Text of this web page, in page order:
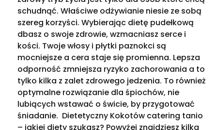
schudnąć. Właściwe odżywianie niesie ze sobą
szereg korzyści. Wybierając dietę pudełkową
dbasz o swoje zdrowie, wzmacniasz serce i
kości. Twoje włosy i płytki paznokci są
mocniejsze a cera staje się promienna. Lepsza
odporność zmniejsza ryzyko zachorowania a to
tylko kilka z zalet zdrowego jedzenia. To również
optymalne rozwiązanie dla śpiochów, nie
lubiących wstawać o świcie, by przygotować
śniadanie. Dietetyczny Kokotów catering tanio
– jakiej diety szukasz? Powyżej znajdziesz kilka